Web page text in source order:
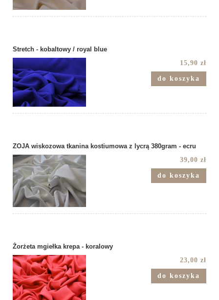
Stretch - kobaltowy / royal blue
15,90 zł
do koszyka
ZOJA wiskozowa tkanina kostiumowa z lycrą 380gram - ecru
39,00 zł
do koszyka
Żorżeta mgiełka krepa - koralowy
23,00 zł
do koszyka